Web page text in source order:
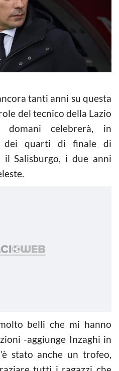
tanti anni su questa
del tecnico della Lazio
domani celebrerà, in
dei quarti di finale di
il Salisburgo, i due anni
belli che mi hanno
-aggiunge Inzaghi in
stato anche un trofeo,